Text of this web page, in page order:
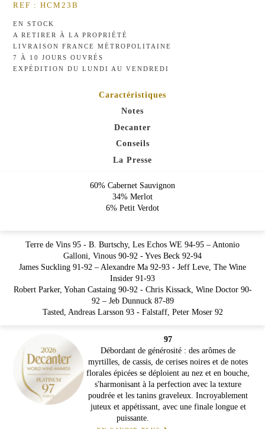
REF : HCM23B
EN STOCK
A RETIRER À LA PROPRIÉTÉ
LIVRAISON FRANCE MÉTROPOLITAINE
7 À 10 JOURS OUVRÉS
EXPÉDITION DU LUNDI AU VENDREDI
Caractéristiques
Notes
Decanter
Conseils
La Presse
60% Cabernet Sauvignon
34% Merlot
6% Petit Verdot
Terre de Vins 95 - B. Burtschy, Les Echos WE 94-95 – Antonio
Galloni, Vinous 90-92 - Yves Beck 92-94
James Suckling 91-92 – Alexandre Ma 92-93 - Jeff Leve, The Wine
Insider 91-93
Robert Parker, Yohan Castaing 90-92 - Chris Kissack, Wine Doctor 90-
92 – Jeb Dunnuck 87-89
Tasted, Andreas Larsson 93 - Falstaff, Peter Moser 92
97
Débordant de générosité : des arômes de
myrtilles, de cassis, de cerises noires et de notes
florales épicées se déploient au nez et en bouche,
s'harmonisant à la perfection avec la texture
poudrée et les tanins graveleux. Incroyablement
juteux et appétissant, avec une finale longue et
puissante.